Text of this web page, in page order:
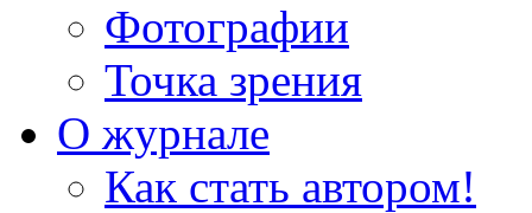
Фотографии
Точка зрения
О журнале
Как стать автором!